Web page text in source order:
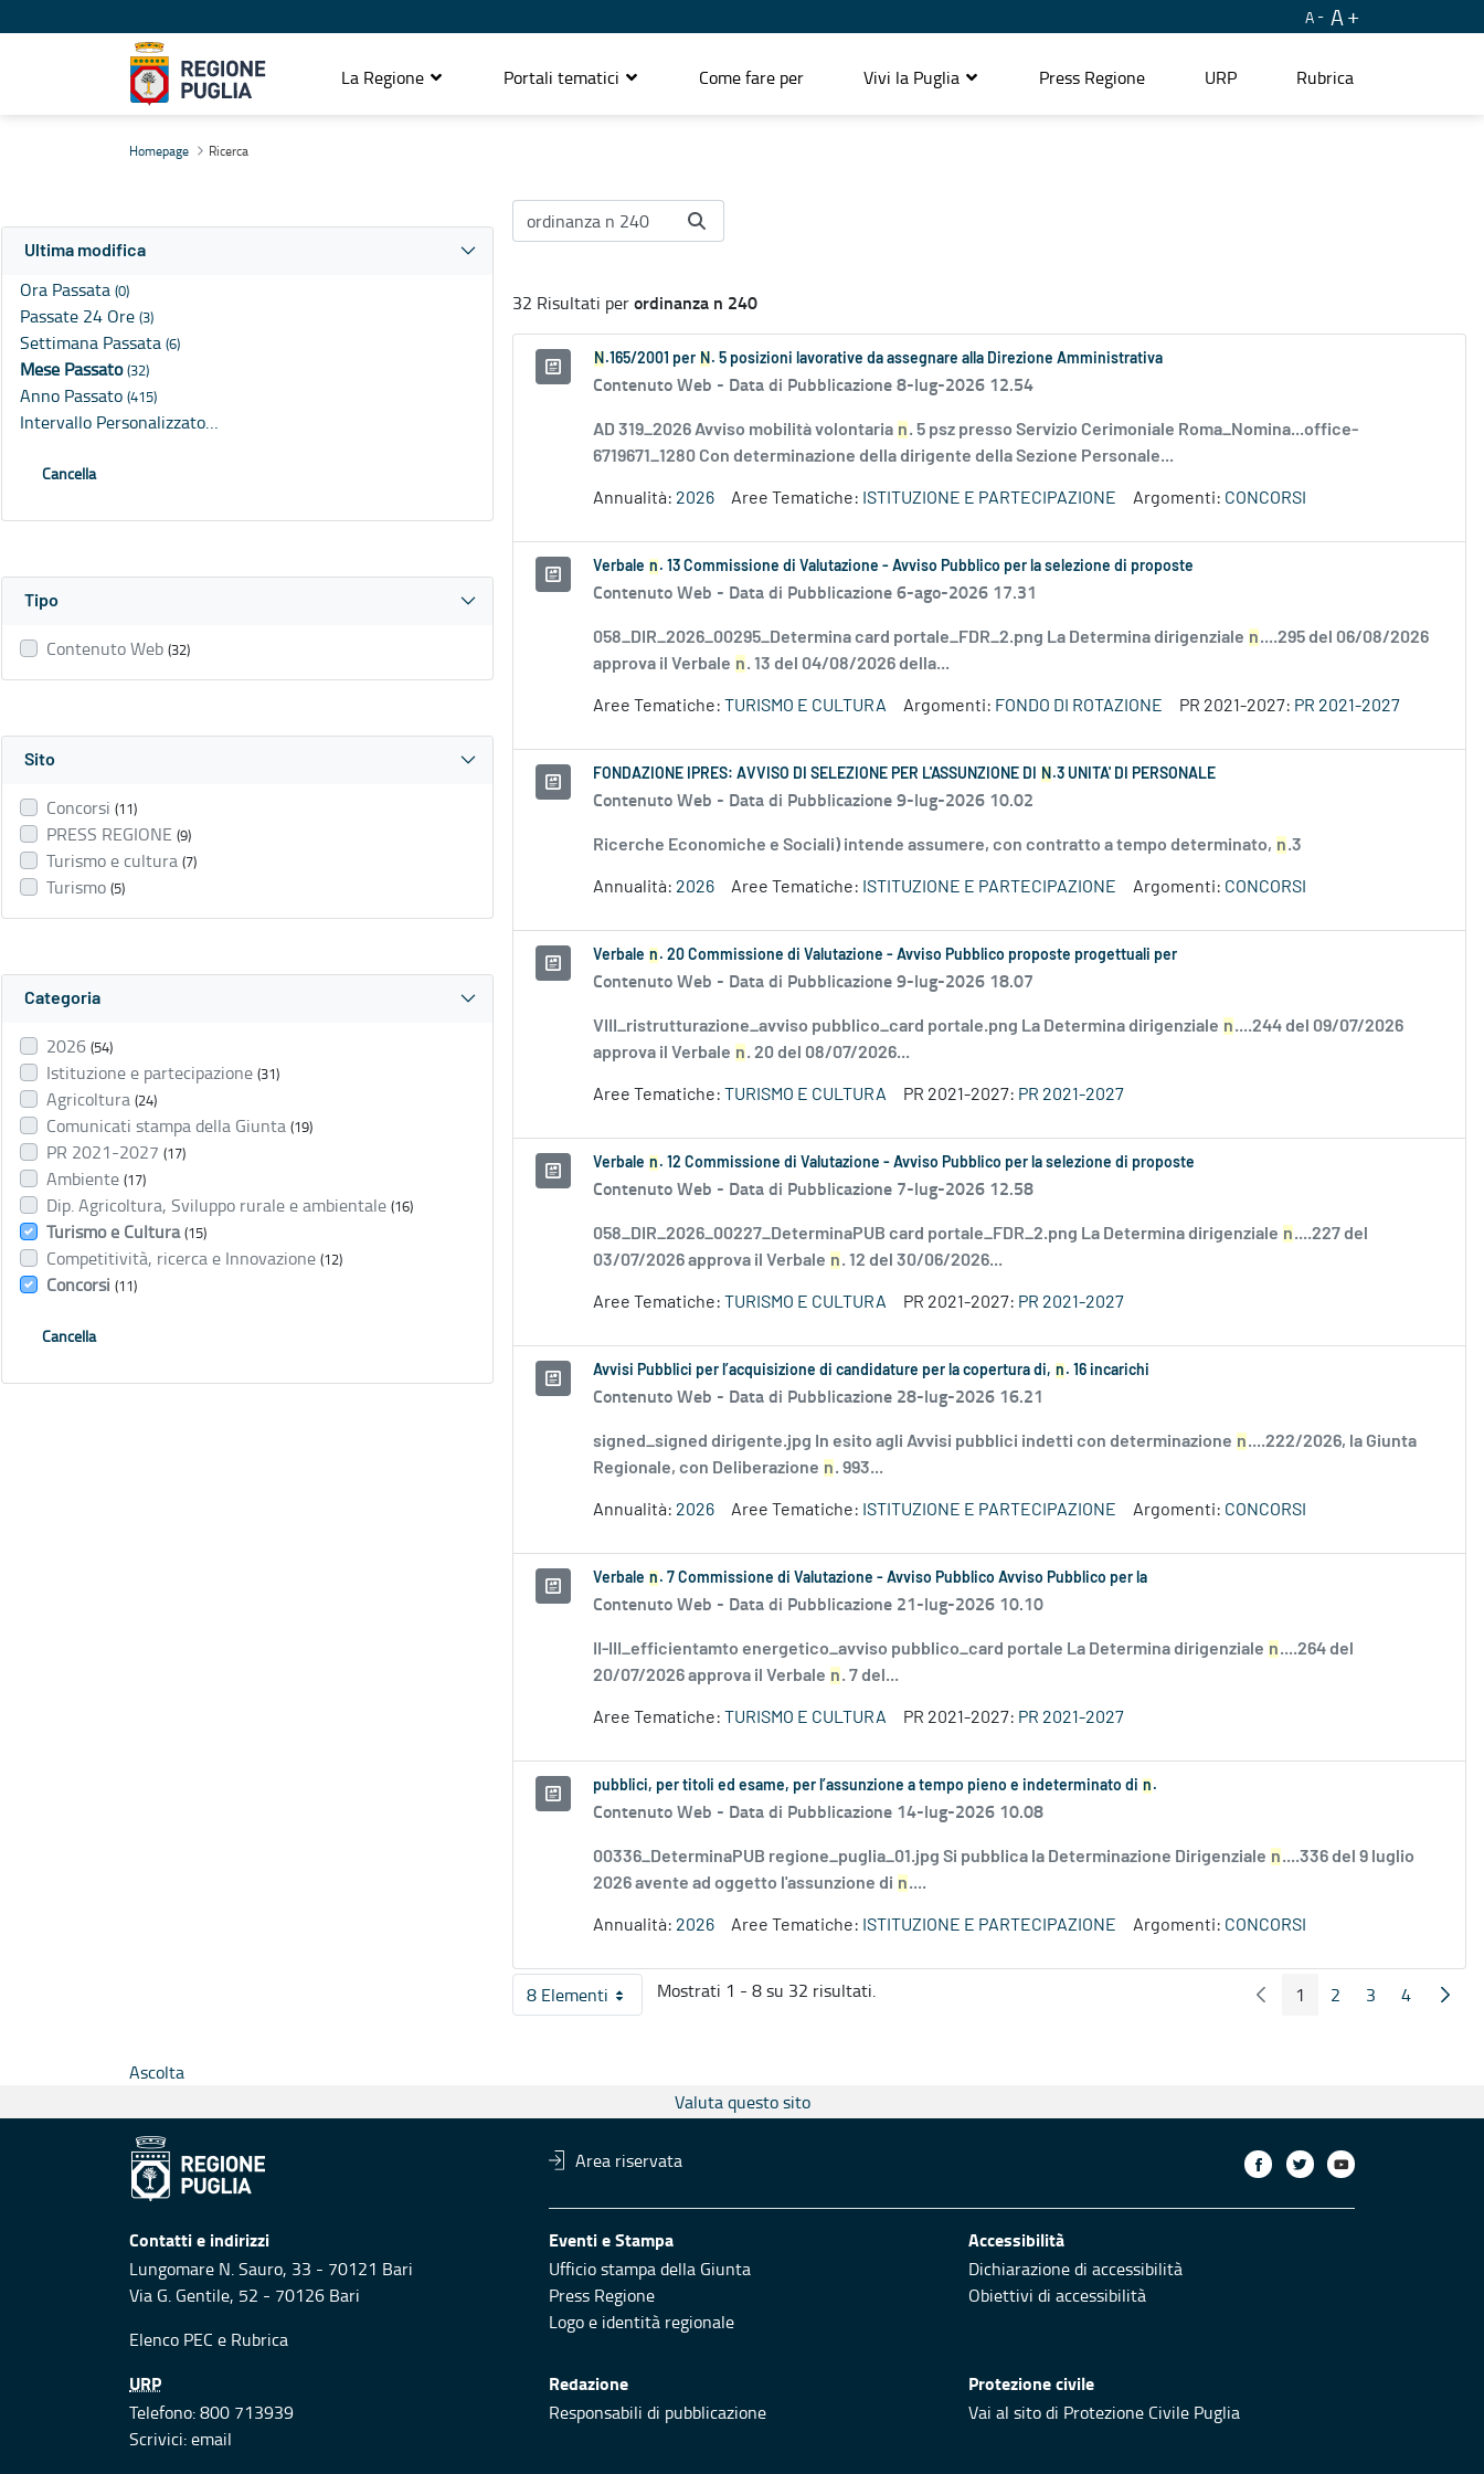
A A
La Regione Portali tematici Come fare per Vivi la Puglia Press Regione URP Rubrica
Homepage Ricerca
Ultima modifica
Ora Passata (0)
Passate 24 Ore (3)
Settimana Passata (6)
Mese Passato(32)
Anno Passato (415)
Intervallo Personalizzato…
Cancella
Tipo
Contenuto Web (32)
Sito
Concorsi (11)
PRESS REGIONE (9)
Turismo e cultura (7)
Turismo (5)
Categoria
2026 (54)
Istituzione e partecipazione (31)
Agricoltura (24)
Comunicati stampa della Giunta (19)
PR 2021-2027 (17)
Ambiente (17)
Dip. Agricoltura, Sviluppo rurale e ambientale (16)
Turismo e Cultura (15)
Competitività, ricerca e Innovazione (12)
Concorsi (11)
Cancella
32 Risultati perordinanza n 240
N .165/2001 per N . 5 posizioni lavorative da assegnare alla Direzione Amministrativa
Contenuto Web - Data di Pubblicazione 8-lug-2026 12.54
AD 319_2026 Avviso mobilità volontaria n. 5 psz presso Servizio Cerimoniale Roma_Nomina...office-
6719671_1280 Con determinazione della dirigente della Sezione Personale...
Annualità: 2026 Aree Tematiche: ISTITUZIONE E PARTECIPAZIONE Argomenti: CONCORSI
Verbale n . 13 Commissione di Valutazione - Avviso Pubblico per la selezione di proposte
Contenuto Web - Data di Pubblicazione 6-ago-2026 17.31
058_DIR_2026_00295_Determina card portale_FDR_2.png La Determina dirigenziale n....295 del 06/08/2026
approva il Verbale n. 13 del 04/08/2026 della...
Aree Tematiche: TURISMO E CULTURA Argomenti: FONDO DI ROTAZIONE PR 2021-2027: PR 2021-2027
FONDAZIONE IPRES: AVVISO DI SELEZIONE PER L'ASSUNZIONE DI N .3 UNITA' DI PERSONALE
Contenuto Web - Data di Pubblicazione 9-lug-2026 10.02
Ricerche Economiche e Sociali) intende assumere, con contratto a tempo determinato, n.3
Annualità: 2026 Aree Tematiche: ISTITUZIONE E PARTECIPAZIONE Argomenti: CONCORSI
Verbale n . 20 Commissione di Valutazione - Avviso Pubblico proposte progettuali per
Contenuto Web - Data di Pubblicazione 9-lug-2026 18.07
VIII_ristrutturazione_avviso pubblico_card portale.png La Determina dirigenziale n....244 del 09/07/2026
approva il Verbale n. 20 del 08/07/2026...
Aree Tematiche: TURISMO E CULTURA PR 2021-2027: PR 2021-2027
Verbale n . 12 Commissione di Valutazione - Avviso Pubblico per la selezione di proposte
Contenuto Web - Data di Pubblicazione 7-lug-2026 12.58
058_DIR_2026_00227_DeterminaPUB card portale_FDR_2.png La Determina dirigenziale n....227 del
03/07/2026 approva il Verbale n. 12 del 30/06/2026...
Aree Tematiche: TURISMO E CULTURA PR 2021-2027: PR 2021-2027
Avvisi Pubblici per l’acquisizione di candidature per la copertura di, n . 16 incarichi
Contenuto Web - Data di Pubblicazione 28-lug-2026 16.21
signed_signed dirigente.jpg In esito agli Avvisi pubblici indetti con determinazione n....222/2026, la Giunta
Regionale, con Deliberazione n. 993...
Annualità: 2026 Aree Tematiche: ISTITUZIONE E PARTECIPAZIONE Argomenti: CONCORSI
Verbale n . 7 Commissione di Valutazione - Avviso Pubblico Avviso Pubblico per la
Contenuto Web - Data di Pubblicazione 21-lug-2026 10.10
II-III_efficientamto energetico_avviso pubblico_card portale La Determina dirigenziale n....264 del
20/07/2026 approva il Verbale n. 7 del...
Aree Tematiche: TURISMO E CULTURA PR 2021-2027: PR 2021-2027
pubblici, per titoli ed esame, per l’assunzione a tempo pieno e indeterminato di n .
Contenuto Web - Data di Pubblicazione 14-lug-2026 10.08
00336_DeterminaPUB regione_puglia_01.jpg Si pubblica la Determinazione Dirigenziale n....336 del 9 luglio
2026 avente ad oggetto l'assunzione di n....
Annualità: 2026 Aree Tematiche: ISTITUZIONE E PARTECIPAZIONE Argomenti: CONCORSI
8 ElementiPer pagina
Mostrati 1 - 8 su 32 risultati. Pagina Precedente
Pagina
1 Pagina
2 Pagina
3 Pagina
4
Ascolta
Valuta questo sito
Area riservata
Contatti e indirizzi
Lungomare N. Sauro, 33 - 70121 Bari
Via G. Gentile, 52 - 70126 Bari
Elenco PEC e Rubrica
Eventi e Stampa
Ufficio stampa della Giunta
Press Regione
Logo e identità regionale
Accessibilità
Dichiarazione di accessibilità
Obiettivi di accessibilità
URP
Telefono: 800 713939
Scrivici:email
Redazione
Responsabili di pubblicazione
Protezione civile
Vai al sito di Protezione Civile Puglia